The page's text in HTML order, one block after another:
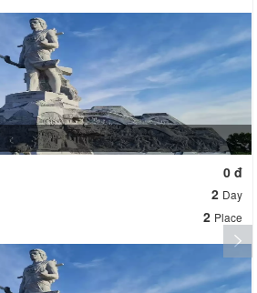
0 đ
2 Day
2 Place